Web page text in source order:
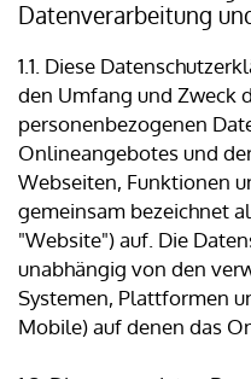
Datenverarbeitung
1.1. Diese
den Umfang und Zweck
personenbezogenen
Onlineangebotes und
Webseiten, Funktionen
gemeinsam bezeichnet
"Website") auf. Die
unabhängig von den
Systemen, Plattformen
Mobile) auf denen das